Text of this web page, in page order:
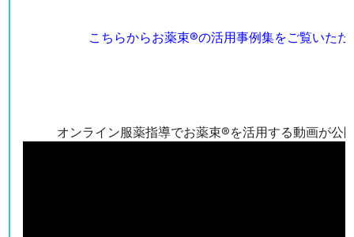
こちらからお薬束®の活用事例集をご覧いただ
オンライン服薬指導でお薬束®を活用する動画が公